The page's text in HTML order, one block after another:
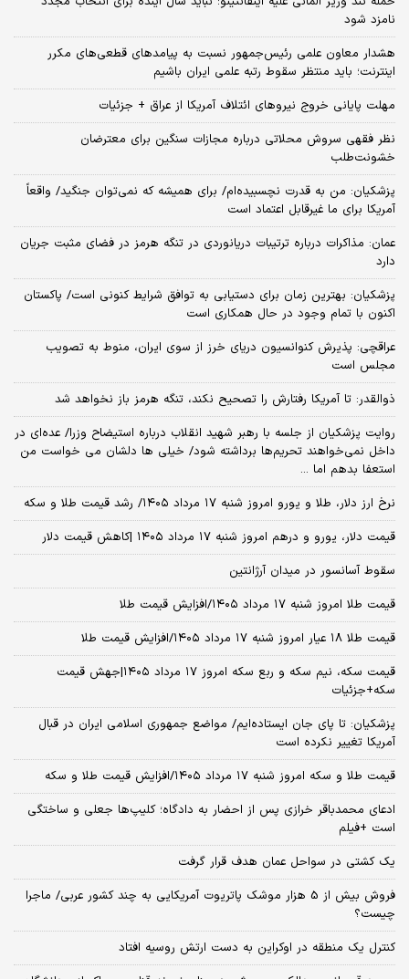
نامزد شود
هشدار معاون علمی رئیس‌جمهور نسبت به پیامدهای قطعی‌های مکرر
اینترنت؛ باید منتظر سقوط رتبه علمی ایران باشیم
مهلت پایانی خروج نیروهای ائتلاف آمریکا از عراق + جزئیات
نظر فقهی سروش محلاتی درباره مجازات سنگین برای معترضان
خشونت‌طلب
پزشکیان: من به قدرت نچسبیده‌ام/ برای همیشه که نمی‌توان جنگید/ واقعاً
آمریکا برای ما غیرقابل اعتماد است
عمان: مذاکرات درباره ترتیبات دریانوردی در تنگه هرمز در فضای مثبت جریان
دارد
پزشکیان‌: بهترین زمان برای دستیابی به توافق شرایط کنونی است/ پاکستان
اکنون با تمام وجود در حال همکاری است
عراقچی: پذیرش کنوانسیون دریای خرز از سوی ایران، منوط به تصویب
مجلس است
ذوالقدر: تا آمریکا رفتارش را تصحیح نکند، تنگه هرمز باز نخواهد شد
روایت پزشکیان از جلسه با رهبر شهید انقلاب درباره استیضاح وزرا/ عده‌ای در
داخل نمی‌خواهند تحریم‌ها برداشته شود/ خیلی ها دلشان می خواست من
استعفا بدهم اما ...
نرخ ارز دلار، طلا و یورو امروز شنبه ۱۷ مرداد ۱۴۰۵/ رشد قیمت طلا و سکه
قیمت دلار، یورو و درهم امروز شنبه ۱۷ مرداد ۱۴۰۵ |کاهش قیمت دلار
سقوط آسانسور در میدان آرژانتین
قیمت طلا امروز شنبه ۱۷ مرداد ۱۴۰۵/افزایش قیمت طلا
قیمت طلا ۱۸ عیار امروز شنبه ۱۷ مرداد ۱۴۰۵/افزایش قیمت طلا
قیمت سکه، نیم سکه و ربع سکه امروز ۱۷ مرداد ۱۴۰۵|جهش قیمت
سکه+جزئیات
پزشکیان: تا پای جان ایستاده‌ایم/ مواضع جمهوری اسلامی ایران در قبال
آمریکا تغییر نکرده است
قیمت طلا و سکه امروز شنبه ۱۷ مرداد ۱۴۰۵/افزایش قیمت طلا و سکه
ادعای محمدباقر خرازی پس از احضار به دادگاه؛ کلیپ‌ها جعلی و ساختگی
است +فیلم
یک کشتی در سواحل عمان هدف قرار گرفت
فروش بیش از 5 هزار موشک پاتریوت آمریکایی به چند کشور عربی/ ماجرا
چیست؟
کنترل یک منطقه در اوکراین به دست ارتش روسیه افتاد